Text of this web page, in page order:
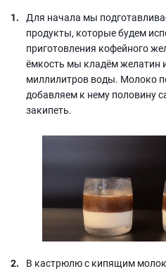
Для начала мы
продукты, которые будем
приготовления кофейного
ёмкость мы кладём желатин
миллилитров воды. Молоко
добавляем к нему половину
закипеть.
В кастрюлю с кипящим